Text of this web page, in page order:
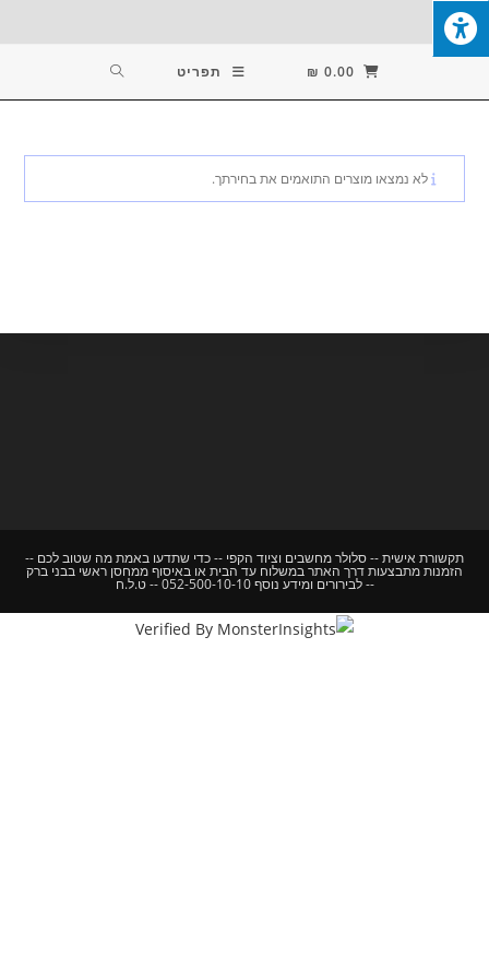
Skip
To
₪ 0.00 תפריט
לא נמצאו מוצרים התואמים את בחירתך.
תקשורת אישית -- סלולר מחשבים וציוד הקפי -- כדי שתדעו באמת מה שטוב לכם --
הזמנות מתבצעות דרך האתר במשלוח עד הבית או באיסוף ממחסן ראשי בבני ברק
-- לבירורים ומידע נוסף 052-500-10-10 -- ט.ל.ח